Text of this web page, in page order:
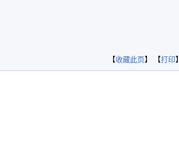
【收藏此页】 【打印】